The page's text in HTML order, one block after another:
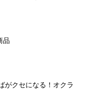
品
がクセになる！オクラ